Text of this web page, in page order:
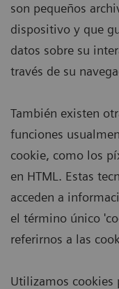
son pequeños
dispositivo y que
datos sobre su
través de su
También existen
funciones
cookie, como los
en HTML. Estas
acceden a
el término único
referirnos a las
Utilizamos cookies